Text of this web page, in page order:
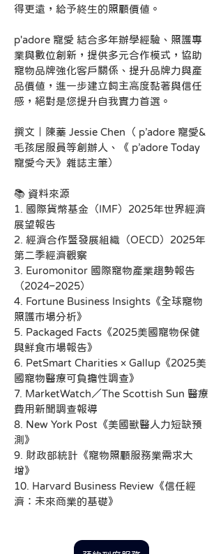
得更遠，給予終生的照顧價值。
p'adore 寵愛 結合多年辦學經驗、照護專
業與數位創新，提供多元合作模式，協助
寵物品牌強化客戶關係、提升品牌力與產
品價值，進一步建立飼主高度黏著與信任
感，絕對是您提升自我實力首選。
撰文｜陳蓁 Jessie Chen（ p’adore 寵愛&
毛孩居服員等創辦人、《 p’adore Today
寵愛今天》雜誌主筆）
📚 資料來源
1. 國際貨幣基金（IMF）2025年世界經濟
展望報告
2. 經濟合作暨發展組織（OECD）2025年
第二季經濟觀察
3. Euromonitor 國際寵物產業趨勢報告
（2024–2025）
4. Fortune Business Insights《全球寵物
照護市場分析》
5. Packaged Facts《2025美國寵物保健
與鮮食市場報告》
6. PetSmart Charities × Gallup《2025美
國寵物醫療可負擔性調查》
7. MarketWatch／The Scottish Sun 醫療
費用新聞調查報導
8. New York Post《美國獸醫人力短缺預
測》
9. 財政部統計《寵物照顧服務業需求大
增》
10. Harvard Business Review《信任經
濟：未來商業的基礎》